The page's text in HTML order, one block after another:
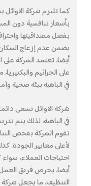
كما تلتزم شركة
بأسعار تنافسية دون
بفضل مصداقيتها
يضمن عدم إزعاج
أيضا، تعتمد الشركة
على الجراثيم
في الباهية بيئة صحية
شركة الاوائل تسعى
في الباهية، لذلك يتم
تقوم الشركة بفحص
لأعلى معايير الجودة.
احتياجات العملاء،
أيضا، يحرص فريق العمل
التنظيف، ما يجعل شركة